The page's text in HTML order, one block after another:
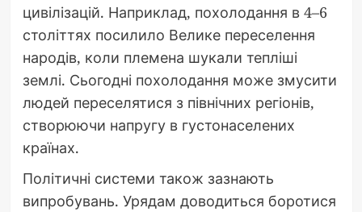
цивілізацій. Наприклад, похолодання в 4–6
століттях посилило Велике переселення
народів, коли племена шукали тепліші
землі. Сьогодні похолодання може змусити
людей переселятися з північних регіонів,
створюючи напругу в густонаселених
країнах.
Політичні системи також зазнають
випробувань. Урядам доводиться боротися